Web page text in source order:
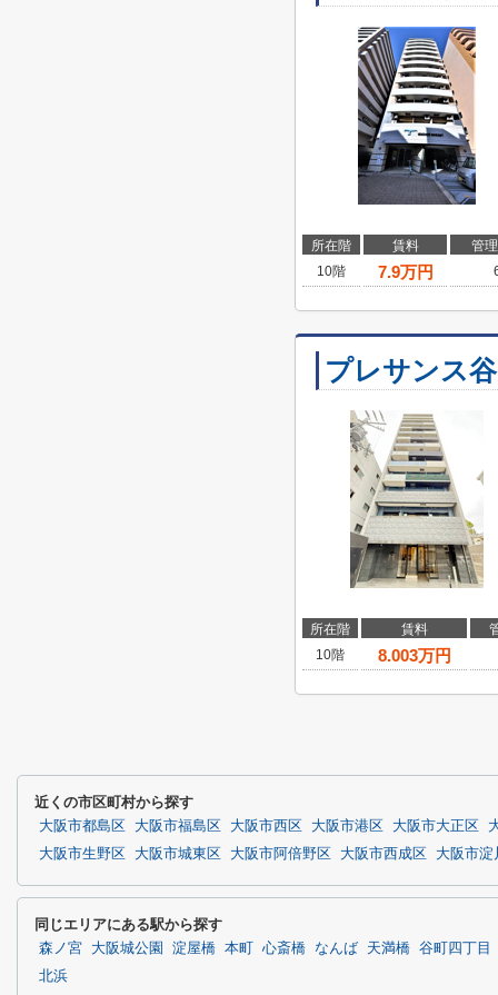
所在階 賃料
管
10階
7.9万円
プレサンス
所在階 賃料
10階
8.003万円
近くの市区町村から探す
大阪市都島区 大阪市福島区 大阪市西区 大阪市港区 大阪市大正区
大阪市生野区
大阪市城東区 大阪市阿倍野区 大阪市西成区 大阪市淀
同じエリアにある駅から探す
森ノ宮 大阪城公園 淀屋橋 本町 心斎橋 なんば 天満橋 谷町四丁目
北浜